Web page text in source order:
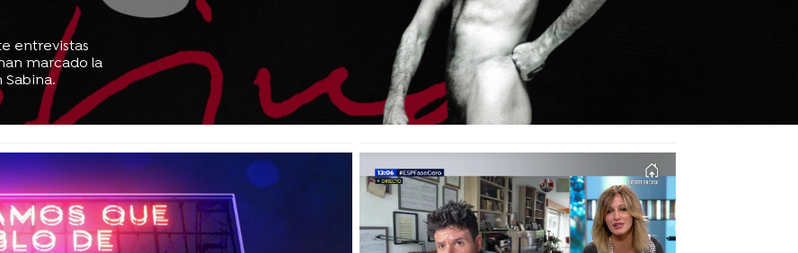
entrevistas
marcado la